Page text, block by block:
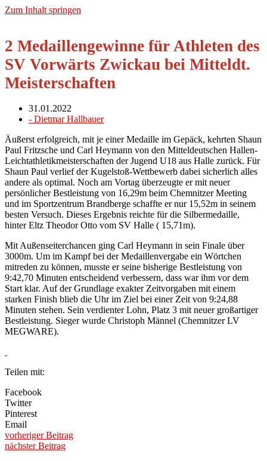
Zum Inhalt springen
2 Medaillengewinne für Athleten des
SV Vorwärts Zwickau bei Mitteldt.
Meisterschaften
31.01.2022
- Dietmar Hallbauer
Äußerst erfolgreich, mit je einer Medaille im Gepäck, kehrten Shaun
Paul Fritzsche und Carl Heymann von den Mitteldeutschen Hallen-
Leichtathletikmeisterschaften der Jugend U18 aus Halle zurück. Für
Shaun Paul verlief der Kugelstoß-Wettbewerb dabei sicherlich alles
andere als optimal. Noch am Vortag überzeugte er mit neuer
persönlicher Bestleistung von 16,29m beim Chemnitzer Meeting
und im Sportzentrum Brandberge schaffte er nur 15,52m in seinem
besten Versuch. Dieses Ergebnis reichte für die Silbermedaille,
hinter Eltz Theodor Otto vom SV Halle ( 15,71m).
Mit Außenseiterchancen ging Carl Heymann in sein Finale über
3000m. Um im Kampf bei der Medaillenvergabe ein Wörtchen
mitreden zu können, musste er seine bisherige Bestleistung von
9:42,70 Minuten entscheidend verbessern, dass war ihm vor dem
Start klar. Auf der Grundlage exakter Zeitvorgaben mit einem
starken Finish blieb die Uhr im Ziel bei einer Zeit von 9:24,88
Minuten stehen. Sein verdienter Lohn, Platz 3 mit neuer großartiger
Bestleistung. Sieger wurde Christoph Männel (Chemnitzer LV
MEGWARE).
Teilen mit:
Facebook
Twitter
Pinterest
Email
vorheriger Beitrag
nächster Beitrag